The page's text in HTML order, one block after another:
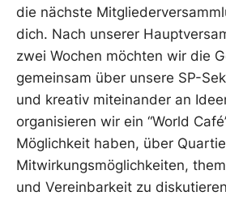
die nächste
dich. Nach unserer
zwei Wochen möchten wir die
gemeinsam über unsere SP-
und kreativ miteinander an
organisieren wir ein “World
Möglichkeit haben, über
Mitwirkungsmöglichkeiten,
und Vereinbarkeit zu